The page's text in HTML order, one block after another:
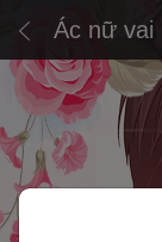
Ác nữ vai